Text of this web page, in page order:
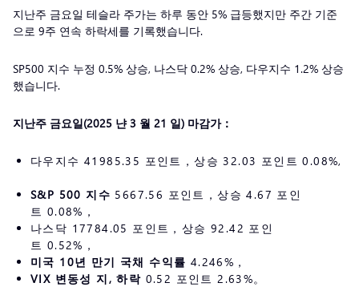
지난주 금요일 테슬라 주가는 하루 동안 5% 급등했지만 주간 기준
으로 9주 연속 하락세를 기록했습니다.
SP500 지수 누정 0.5% 상승, 나스닥 0.2% 상승, 다우지수 1.2% 상승
했습니다.
지난주 금요일(2025 냔 3 월 21 일) 마감가：
다우지수 41985.35 포인트，상승 32.03 포인트 0.08%,
S&P 500 지수 5667.56 포인트，상승 4.67 포인
트 0.08%，
나스닥 17784.05 포인트，상승 92.42 포인
트 0.52%，
미국 10년 만기 국채 수익률 4.246%，
VIX 변동성 지, 하락 0.52 포인트 2.63%。